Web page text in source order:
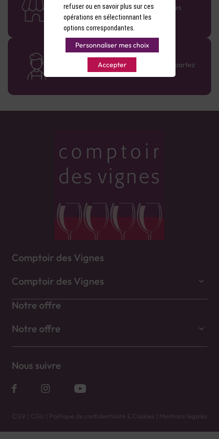
Retrouvez le réseau Comptoir des Vignes
partout en France !
Des cavistes à votre écoute
Bénéficiez de conseils sur-mesure et repartez
avec le sourire :)
Comptoir des Vignes
Comptoir des Vignes
Notre offre
Notre offre
Nous suivre
CGV | CGU | Politique de confidentialité & Cookies | Mentions légales
refuser ou en savoir plus sur ces
opérations en sélectionnant les
options correspondantes.
Personnaliser mes choix
Accepter